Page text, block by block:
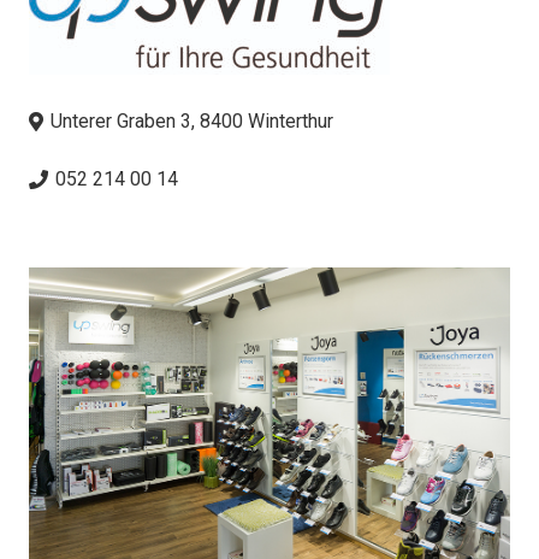
Unterer Graben 3, 8400 Winterthur
052 214 00 14